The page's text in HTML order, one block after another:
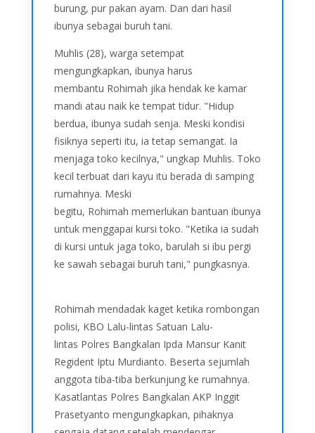
burung, pur pakan ayam. Dan dari hasil
ibunya sebagai buruh tani.
Muhlis (28), warga setempat
mengungkapkan, ibunya harus
membantu Rohimah jika hendak ke kamar
mandi atau naik ke tempat tidur. "Hidup
berdua, ibunya sudah senja. Meski kondisi
fisiknya seperti itu, ia tetap semangat. Ia
menjaga toko kecilnya," ungkap Muhlis. Toko
kecil terbuat dari kayu itu berada di samping
rumahnya. Meski
begitu, Rohimah memerlukan bantuan ibunya
untuk menggapai kursi toko. "Ketika ia sudah
di kursi untuk jaga toko, barulah si ibu pergi
ke sawah sebagai buruh tani," pungkasnya.
Rohimah mendadak kaget ketika rombongan
polisi, KBO Lalu-lintas Satuan Lalu-
lintas Polres Bangkalan Ipda Mansur Kanit
Regident Iptu Murdianto. Beserta sejumlah
anggota tiba-tiba berkunjung ke rumahnya.
Kasatlantas Polres Bangkalan AKP Inggit
Prasetyanto mengungkapkan, pihaknya